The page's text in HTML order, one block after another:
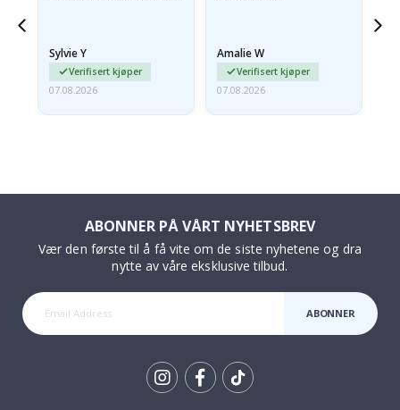
Sylvie Y
Verifisert kjøper
07.08.2026
Amalie W
Verifisert kjøper
07.08.2026
ABONNER PÅ VÅRT NYHETSBREV
Vær den første til å få vite om de siste nyhetene og dra
nytte av våre eksklusive tilbud.
ABONNER